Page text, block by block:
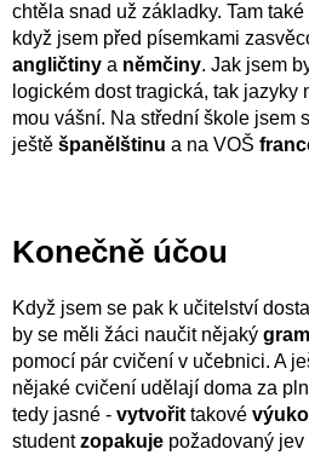
chtěla snad už základky. Tam
když jsem před písemkami
angličtiny a němčiny. Jak jsem
logickém dost tragická, tak jazyky
mou vášní. Na střední škole jsem
ještě španělštinu a na VOŠ
Konečně účou
Když jsem se pak k učitelství
by se měli žáci naučit nějaký
pomocí pár cvičení v učebnici. A
nějaké cvičení udělají doma za
tedy jasné - vytvořit takové
studentzopakuje požadovaný jev